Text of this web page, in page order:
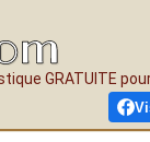
GRATUITE